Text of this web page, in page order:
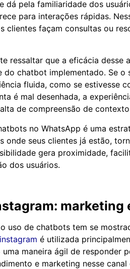
dá pela familiaridade dos
para interações rápidas.
clientes façam consultas ou
ressaltar que a eficácia desse
do chatbot implementado. Se
fluida, como se estivesse
é mal desenhada, a
de compreensão de
no WhatsApp é uma
onde seus clientes já estão,
gera proximidade,
dos usuários.
marketing
uso de chatbots tem se
é utilizada
maneira ágil de responder
e marketing nesse